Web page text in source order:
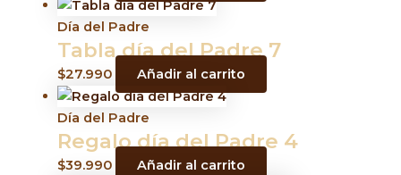
Día del Padre
Tabla día del Padre 7
$27.990 Añadir al carrito
Día del Padre
Regalo día del Padre 4
$39.990 Añadir al carrito